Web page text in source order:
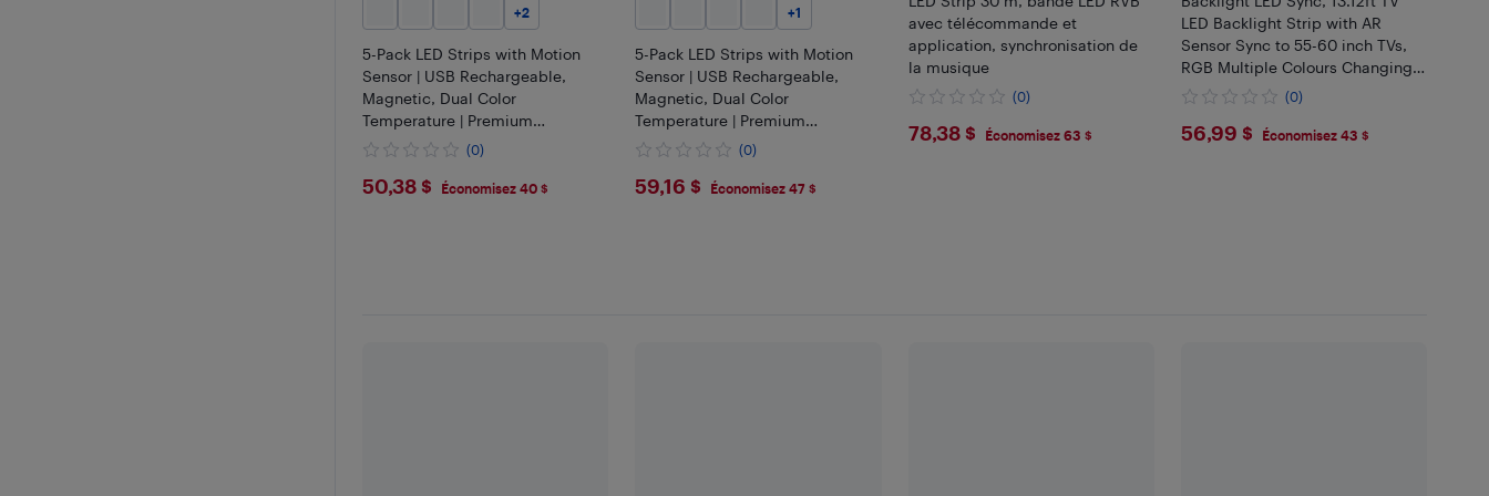
+2
5-Pack LED Strips with Motion
Sensor | USB Rechargeable,
Magnetic, Dual Color
Temperature | Premium
Computer Accessories
5pcs Warm White 20cm/7.87inch
(0)
$50.38
50,38 $ Économisez 40 $
+1
5-Pack LED Strips with Motion
Sensor | USB Rechargeable,
Magnetic, Dual Color
Temperature | Premium
Computer Accessories
Warm White 30cm/11.8inch
(0)
$59.16
59,16 $ Économisez 47 $
avec télécommande et
application, synchronisation de
la musique
(0)
$78.38
78,38 $ Économisez 63 $
LED Backlight Strip with AR
Sensor Sync to 55-60 inch TVs,
RGB Multiple Colours Changing,
LED Lights for TV with Remote,
(0)
$56.99
56,99 $ Économisez 43 $